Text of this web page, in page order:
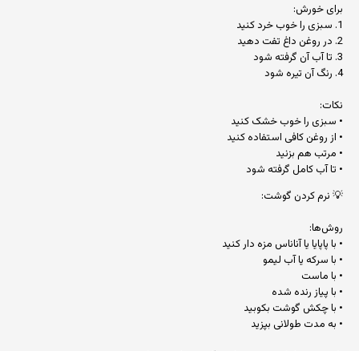
برای خورش:
1. سبزی را خوب خرد کنید
2. در روغن داغ تفت دهید
3. تا آب آن گرفته شود
4. رنگ آن تیره شود
نکات:
• سبزی را خوب خشک کنید
• از روغن کافی استفاده کنید
• مرتب هم بزنید
• تا آب کامل گرفته شود
💡 نرم کردن گوشت:
روش‌ها:
• با پاپایا یا آناناس مزه دار کنید
• با سرکه یا آب لیمو
• با ماست
• با پیاز رنده شده
• با چکش گوشت بکوبید
• به مدت طولانی بپزید